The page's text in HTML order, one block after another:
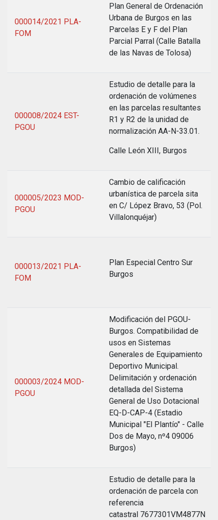
000014/2021 PLA-
FOM
Plan General de Ordenación
Urbana de Burgos en las
Parcelas E y F del Plan
Parcial Parral (Calle Batalla
de las Navas de Tolosa)
000008/2024 EST-
PGOU
Estudio de detalle para la
ordenación de volúmenes
en las parcelas resultantes
R1 y R2 de la unidad de
normalización AA-N-33.01.
Calle León XIII, Burgos
000005/2023 MOD-
PGOU
Cambio de calificación
urbanística de parcela sita
en C/ López Bravo, 53 (Pol.
Villalonquéjar)
000013/2021 PLA-
FOM
Plan Especial Centro Sur
Burgos
000003/2024 MOD-
PGOU
Modificación del PGOU-
Burgos. Compatibilidad de
usos en Sistemas
Generales de Equipamiento
Deportivo Municipal.
Delimitación y ordenación
detallada del Sistema
General de Uso Dotacional
EQ-D-CAP-4 (Estadio
Municipal "El Plantío" - Calle
Dos de Mayo, nº4 09006
Burgos)
Estudio de detalle para la
ordenación de parcela con
referencia
catastral 7677301VM4877N